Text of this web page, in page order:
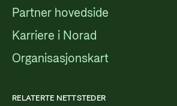
Partner hovedside
Karriere i Norad
Organisasjonskart
RELATERTE NETTSTEDER